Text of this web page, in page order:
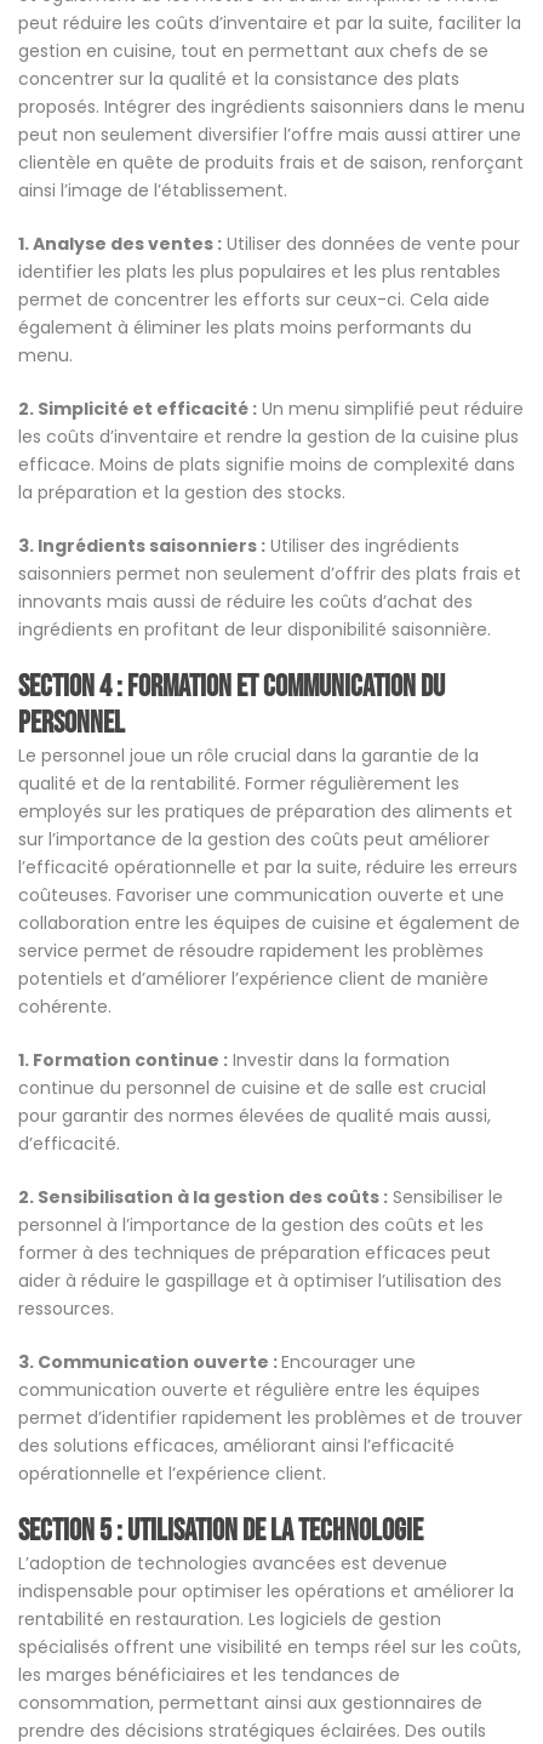
peut réduire les coûts d’inventaire et par la suite, faciliter la
gestion en cuisine, tout en permettant aux chefs de se
concentrer sur la qualité et la consistance des plats
proposés. Intégrer des ingrédients saisonniers dans le menu
peut non seulement diversifier l’offre mais aussi attirer une
clientèle en quête de produits frais et de saison, renforçant
ainsi l’image de l’établissement.
1. Analyse des ventes : Utiliser des données de vente pour
identifier les plats les plus populaires et les plus rentables
permet de concentrer les efforts sur ceux-ci. Cela aide
également à éliminer les plats moins performants du
menu.
2. Simplicité et efficacité : Un menu simplifié peut réduire
les coûts d’inventaire et rendre la gestion de la cuisine plus
efficace. Moins de plats signifie moins de complexité dans
la préparation et la gestion des stocks.
3. Ingrédients saisonniers : Utiliser des ingrédients
saisonniers permet non seulement d’offrir des plats frais et
innovants mais aussi de réduire les coûts d’achat des
ingrédients en profitant de leur disponibilité saisonnière.
Section 4 : Formation et communication du
personnel
Le personnel joue un rôle crucial dans la garantie de la
qualité et de la rentabilité. Former régulièrement les
employés sur les pratiques de préparation des aliments et
sur l’importance de la gestion des coûts peut améliorer
l’efficacité opérationnelle et par la suite, réduire les erreurs
coûteuses. Favoriser une communication ouverte et une
collaboration entre les équipes de cuisine et également de
service permet de résoudre rapidement les problèmes
potentiels et d’améliorer l’expérience client de manière
cohérente.
1. Formation continue : Investir dans la formation
continue du personnel de cuisine et de salle est crucial
pour garantir des normes élevées de qualité mais aussi,
d’efficacité.
2. Sensibilisation à la gestion des coûts : Sensibiliser le
personnel à l’importance de la gestion des coûts et les
former à des techniques de préparation efficaces peut
aider à réduire le gaspillage et à optimiser l’utilisation des
ressources.
3. Communication ouverte :Encourager une
communication ouverte et régulière entre les équipes
permet d’identifier rapidement les problèmes et de trouver
des solutions efficaces, améliorant ainsi l’efficacité
opérationnelle et l’expérience client.
Section 5 : Utilisation de la technologie
L’adoption de technologies avancées est devenue
indispensable pour optimiser les opérations et améliorer la
rentabilité en restauration. Les logiciels de gestion
spécialisés offrent une visibilité en temps réel sur les coûts,
les marges bénéficiaires et les tendances de
consommation, permettant ainsi aux gestionnaires de
prendre des décisions stratégiques éclairées. Des outils